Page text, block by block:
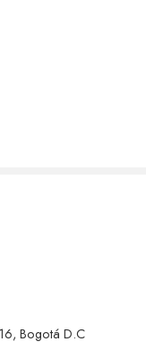
Bogotá D.C